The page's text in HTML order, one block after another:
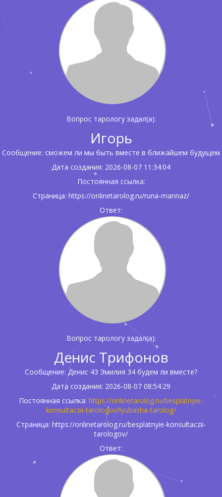
Вопрос тарологу задал(а):
Игорь
Сообщение: сможем ли мы быть вместе в ближайшем будущем
Дата создания: 2026-08-07 11:34:04
Постоянная ссылка:
Страница: https://onlinetarolog.ru/runa-mannaz/
Ответ:
Вопрос тарологу задал(а):
Денис Трифонов
Сообщение: Денис 43 Эмилия 34 будем ли вместе?
Дата создания: 2026-08-07 08:54:29
Постоянная ссылка: https://onlinetarolog.ru/besplatnyie-
konsultaczii-tarologov/lyubasha-tarolog/
Страница: https://onlinetarolog.ru/besplatnyie-konsultaczii-
tarologov/
Ответ: